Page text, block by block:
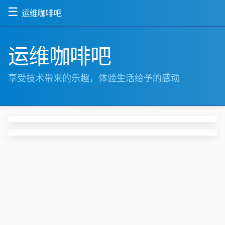
☰ 运维咖啡吧
运维咖啡吧
享受技术带来的乐趣，体验生活给予的感动